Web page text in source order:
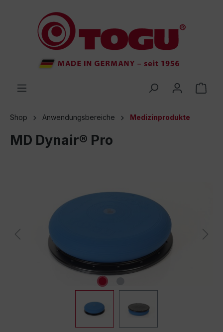
springen
Shop Anwendungsbereiche Medizinprodukte
MD Dynair® Pro